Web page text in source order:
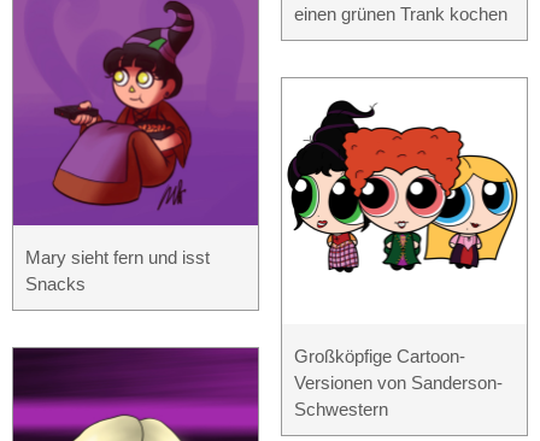
Mary sieht fern und isst
Snacks
einen grünen Trank kochen
Großköpfige Cartoon-
Versionen von Sanderson-
Schwestern